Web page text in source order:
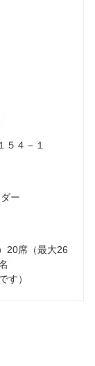
５４－１
ー
20席（最大26
す）